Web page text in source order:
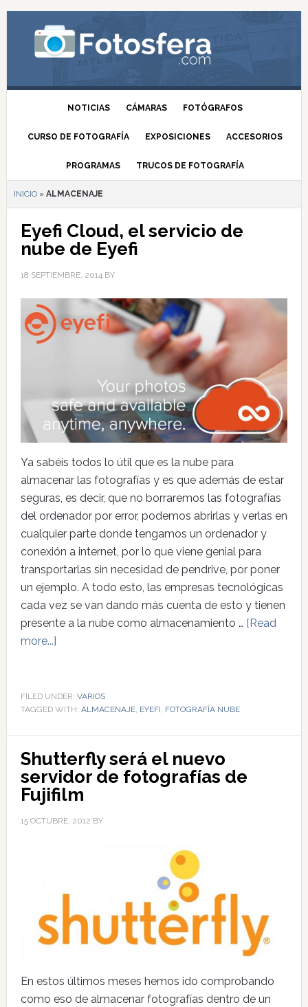
NOTICIAS CÁMARAS FOTÓGRAFOS
CURSO DE FOTOGRAFÍA EXPOSICIONES ACCESORIOS
PROGRAMAS TRUCOS DE FOTOGRAFÍA
INICIO» ALMACENAJE
Eyefi Cloud, el servicio de
nube de Eyefi
18 SEPTIEMBRE, 2014BY
Ya sabéis todos lo útil que es la nube para
almacenar las fotografías y es que además de estar
seguras, es decir, que no borraremos las fotografías
del ordenador por error, podemos abrirlas y verlas en
cualquier parte donde tengamos un ordenador y
conexión a internet, por lo que viene genial para
transportarlas sin necesidad de pendrive, por poner
un ejemplo. A todo esto, las empresas tecnológicas
cada vez se van dando más cuenta de esto y tienen
presente a la nube como almacenamiento … [Read
more...]
FILED UNDER: VARIOS
TAGGED WITH: ALMACENAJE, EYEFI FOTOGRAFÍA NUBE
Shutterfly será el nuevo
servidor de fotografías de
Fujifilm
15 OCTUBRE, 2012 BY
En estos últimos meses hemos ido comprobando
como eso de almacenar fotografías dentro de un